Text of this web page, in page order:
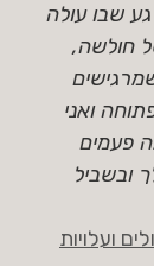
שבו עולה
חולשה,
ואני
פעמים
ובשביל
ועלויות